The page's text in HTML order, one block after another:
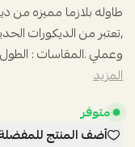
طاوله بلازما مميزه من
,تعتبر من الديكورات
وعملي .المقاسات : الطول :
المزيد
متوفر
أضف المنتج